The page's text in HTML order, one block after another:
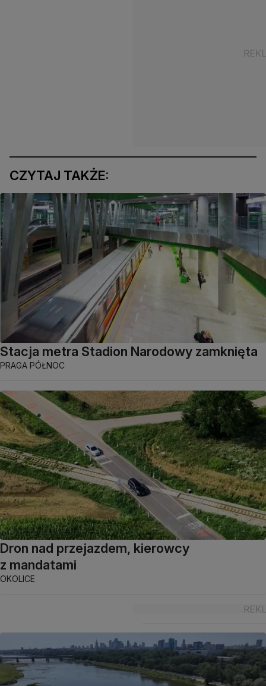
CZYTAJ TAKŻE:
Stacja metra Stadion Narodowy zamknięta
PRAGA PÓŁNOC
Dron nad przejazdem, kierowcy
z mandatami
OKOLICE